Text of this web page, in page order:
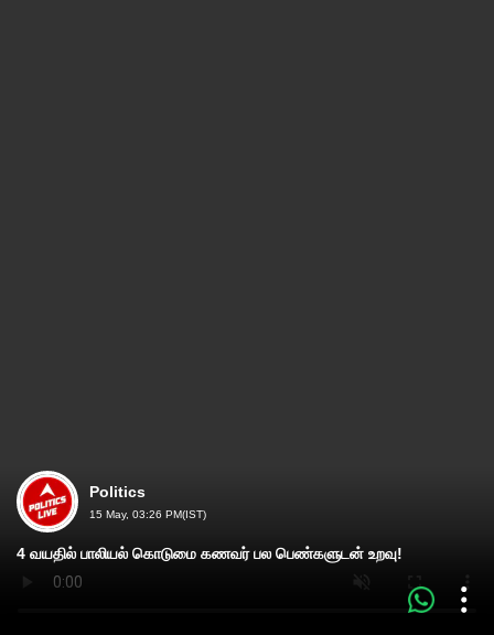
Politics
15 May, 03:26 PM(IST)
4 வயதில் பாலியல் கொடுமை கணவர் பல பெண்களுடன் உறவு!